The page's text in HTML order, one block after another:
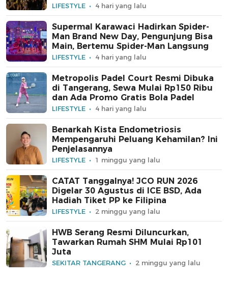
LIFESTYLE 4 hari yang lalu
Supermal Karawaci Hadirkan Spider-
Man Brand New Day, Pengunjung Bisa
Main, Bertemu Spider-Man Langsung
LIFESTYLE 4 hari yang lalu
Metropolis Padel Court Resmi Dibuka
di Tangerang, Sewa Mulai Rp150 Ribu
dan Ada Promo Gratis Bola Padel
LIFESTYLE 4 hari yang lalu
Benarkah Kista Endometriosis
Mempengaruhi Peluang Kehamilan? Ini
Penjelasannya
LIFESTYLE 1 minggu yang lalu
CATAT Tanggalnya! JCO RUN 2026
Digelar 30 Agustus di ICE BSD, Ada
Hadiah Tiket PP ke Filipina
LIFESTYLE 2 minggu yang lalu
HWB Serang Resmi Diluncurkan,
Tawarkan Rumah SHM Mulai Rp101
Juta
SEKITAR TANGERANG 2 minggu yang lalu